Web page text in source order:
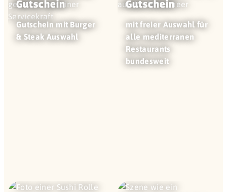
Gutschein
Gutschein mit Burger
& Steak Auswahl
Gutschein
mit freier Auswahl für
alle mediterranen
Restaurants
bundesweit